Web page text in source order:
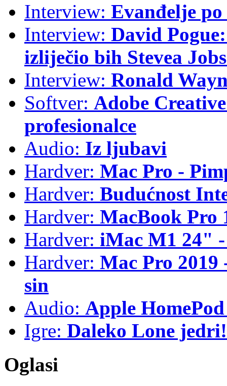
Interview: Evanđelje
Interview: David
izliječio bih Stevea
Interview: Ronald
Softver: Adobe
profesionalce
Audio: Iz ljubavi
Hardver: Mac Pro -
Hardver: Budućnost
Hardver: MacBook Pro
Hardver: iMac M1 24"
Hardver: Mac Pro
sin
Audio: Apple
Igre: Daleko Lone jedri!
Oglasi